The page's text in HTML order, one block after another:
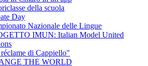
della scuola
Day
Nazionale delle Lingue
IMUN: Italian Model United
di Cappiello"
THE WORLD